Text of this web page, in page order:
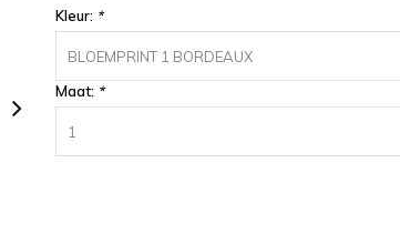
Kleur: *
BLOEMPRINT 1 BORDEAUX
Maat: *
1